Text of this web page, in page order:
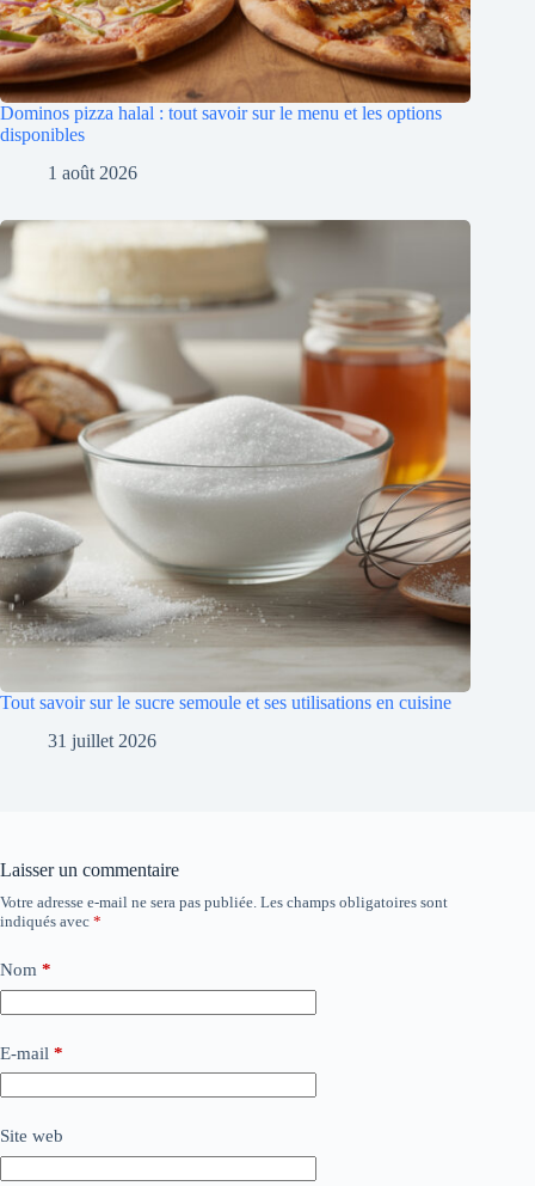
Dominos pizza halal : tout savoir sur le menu et les options
disponibles
1 août 2026
Tout savoir sur le sucre semoule et ses utilisations en cuisine
31 juillet 2026
Laisser un commentaire
Votre adresse e-mail ne sera pas publiée. Les champs obligatoires sont
indiqués avec *
Nom *
E-mail *
Site web